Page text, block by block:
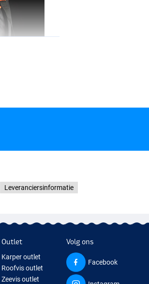
Leveranciersinformatie
Outlet
Karper outlet
Roofvis outlet
Zeevis outlet
Volg ons
Facebook